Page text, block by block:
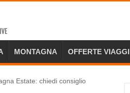
MONTAGNA OFFERTE VIAGGI
Estate: chiedi consiglio